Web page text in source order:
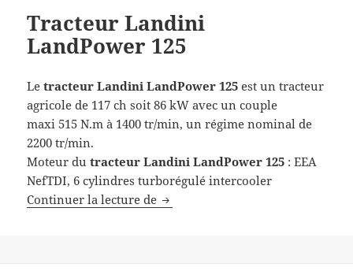
Tracteur Landini
LandPower 125
Letracteur Landini LandPower 125 est un tracteur
agricole de 117 ch soit 86 kW avec un couple
maxi 515 N.m à 1400 tr/min, un régime nominal de
2200 tr/min.
Moteur dutracteur Landini LandPower 125 : EEA
NefTDI, 6 cylindres turborégulé intercooler
Continuer la lecture de Tracteur Landini LandPower 125